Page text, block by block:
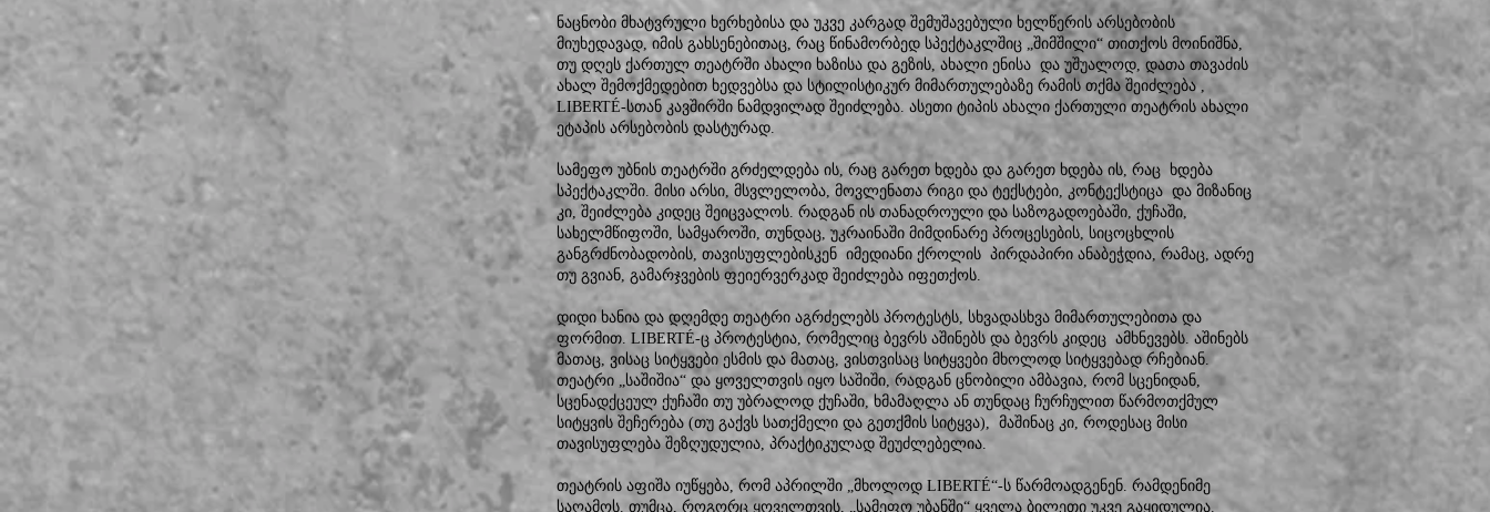
ნაცნობი მხატვრული ხერხებისა და უკვე კარგად შემუშავებული ხელწერის არსებობის
მიუხედავად, იმის გახსენებითაც, რაც წინამორბედ სპექტაკლშიც „შიმშილი“ თითქოს მოინიშნა,
თუ დღეს ქართულ თეატრში ახალი ხაზისა და გეზის, ახალი ენისა და უშუალოდ, დათა თავაძის
ახალ შემოქმედებით ხედვებსა და სტილისტიკურ მიმართულებაზე რამის თქმა შეიძლება ,
LIBERTÉ-სთან კავშირში ნამდვილად შეიძლება. ასეთი ტიპის ახალი ქართული თეატრის ახალი
ეტაპის არსებობის დასტურად.
სამეფო უბნის თეატრში გრძელდება ის, რაც გარეთ ხდება და გარეთ ხდება ის, რაც ხდება
სპექტაკლში. მისი არსი, მსვლელობა, მოვლენათა რიგი და ტექსტები, კონტექსტიცა და მიზანიც
კი, შეიძლება კიდეც შეიცვალოს. რადგან ის თანადროული და საზოგადოებაში, ქუჩაში,
სახელმწიფოში, სამყაროში, თუნდაც, უკრაინაში მიმდინარე პროცესების, სიცოცხლის
განგრძნობადობის, თავისუფლებისკენ იმედიანი ქროლის პირდაპირი ანაბეჭდია, რამაც, ადრე
თუ გვიან, გამარჯვების ფეიერვერკად შეიძლება იფეთქოს.
დიდი ხანია და დღემდე თეატრი აგრძელებს პროტესტს, სხვადასხვა მიმართულებითა და
ფორმით. LIBERTÉ-ც პროტესტია, რომელიც ბევრს აშინებს და ბევრს კიდეც ამხნევებს. აშინებს
მათაც, ვისაც სიტყვები ესმის და მათაც, ვისთვისაც სიტყვები მხოლოდ სიტყვებად რჩებიან.
თეატრი „საშიშია“ და ყოველთვის იყო საშიში, რადგან ცნობილი ამბავია, რომ სცენიდან,
სცენადქცეულ ქუჩაში თუ უბრალოდ ქუჩაში, ხმამაღლა ან თუნდაც ჩურჩულით წარმოთქმულ
სიტყვის შეჩერება (თუ გაქვს სათქმელი და გეთქმის სიტყვა), მაშინაც კი, როდესაც მისი
თავისუფლება შეზღუდულია, პრაქტიკულად შეუძლებელია.
თეატრის აფიშა იუწყება, რომ აპრილში „მხოლოდ LIBERTÉ“-ს წარმოადგენენ. რამდენიმე
საღამოს. თუმცა, როგორც ყოველთვის, „სამეფო უბანში“ ყველა ბილეთი უკვე გაყიდულია.